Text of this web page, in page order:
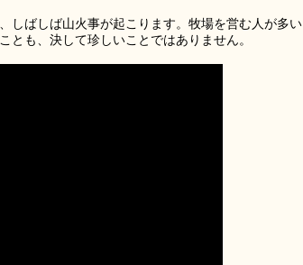
しばしば山火事が起こります。牧場を営む人が多い
も、決して珍しいことではありません。